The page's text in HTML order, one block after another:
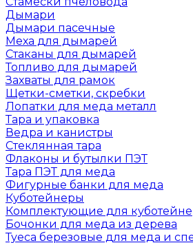
Дымари
Дымари пасечные
Меха для дымарей
Стаканы для дымарей
Топливо для дымарей
Захваты для рамок
Щетки-сметки, скребки
Лопатки для меда металл
Тара и упаковка
Ведра и канистры
Стеклянная тара
Флаконы и бутылки ПЭТ
Тара ПЭТ для меда
Фигурные банки для меда
Куботейнеры
Комплектующие для
Бочонки для меда из дерева
Туеса березовые для меда и